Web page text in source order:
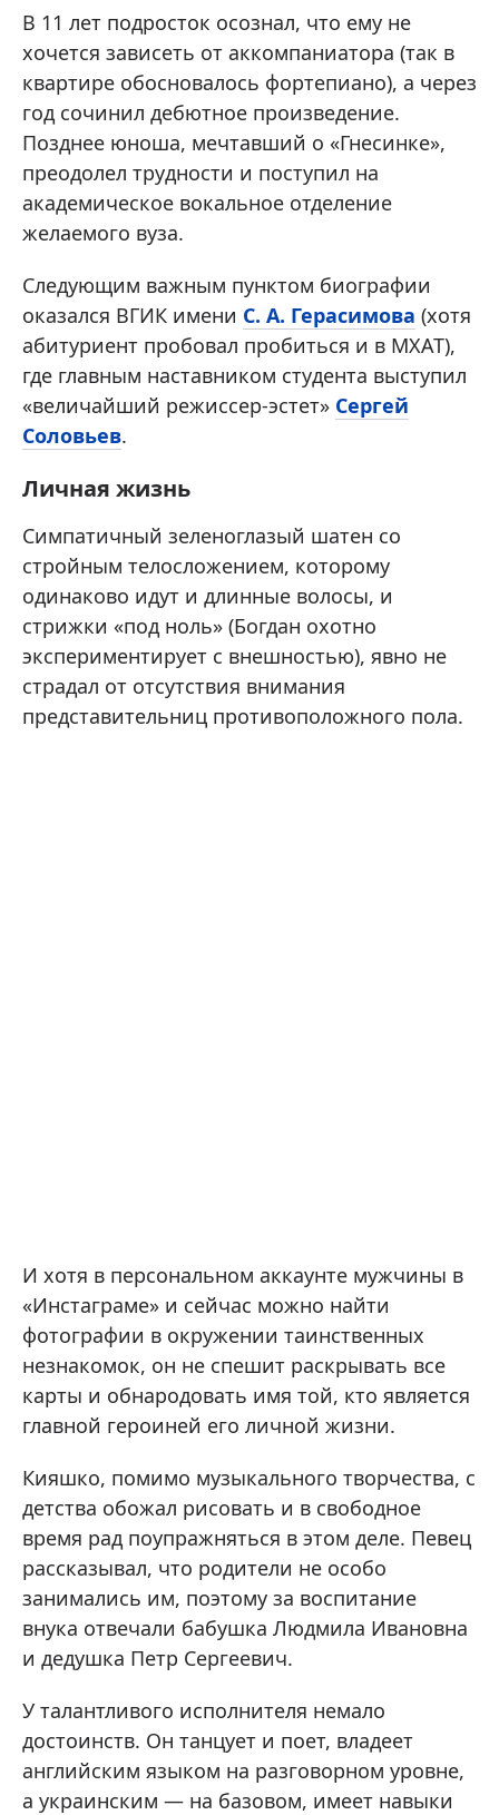
В 11 лет подросток осознал, что ему не
хочется зависеть от аккомпаниатора (так в
квартире обосновалось фортепиано), а через
год сочинил дебютное произведение.
Позднее юноша, мечтавший о «Гнесинке»,
преодолел трудности и поступил на
академическое вокальное отделение
желаемого вуза.
Следующим важным пунктом биографии
оказался ВГИК имени С. А. Герасимова (хотя
абитуриент пробовал пробиться и в МХАТ),
где главным наставником студента выступил
«величайший режиссер-эстет» Сергей
Соловьев.
Личная жизнь
Симпатичный зеленоглазый шатен со
стройным телосложением, которому
одинаково идут и длинные волосы, и
стрижки «под ноль» (Богдан охотно
экспериментирует с внешностью), явно не
страдал от отсутствия внимания
представительниц противоположного пола.
И хотя в персональном аккаунте мужчины в
«Инстаграме» и сейчас можно найти
фотографии в окружении таинственных
незнакомок, он не спешит раскрывать все
карты и обнародовать имя той, кто является
главной героиней его личной жизни.
Кияшко, помимо музыкального творчества, с
детства обожал рисовать и в свободное
время рад поупражняться в этом деле. Певец
рассказывал, что родители не особо
занимались им, поэтому за воспитание
внука отвечали бабушка Людмила Ивановна
и дедушка Петр Сергеевич.
У талантливого исполнителя немало
достоинств. Он танцует и поет, владеет
английским языком на разговорном уровне,
а украинским — на базовом, имеет навыки